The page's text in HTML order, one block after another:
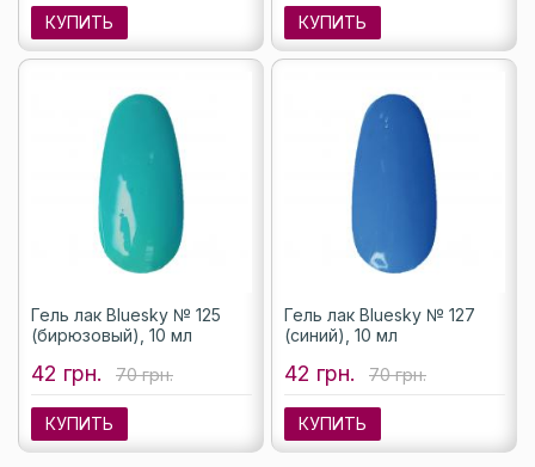
КУПИТЬ КУПИТЬ
Гель лак Bluesky № 125
(бирюзовый), 10 мл
42 грн. 70 грн.
КУПИТЬ
Гель лак Bluesky № 127
(синий), 10 мл
42 грн. 70 грн.
КУПИТЬ